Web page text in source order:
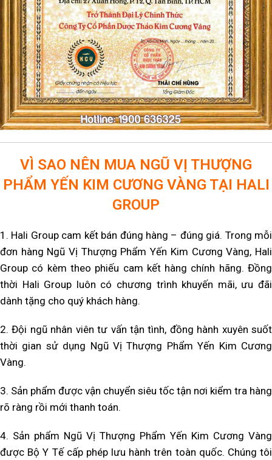
VÌ SAO NÊN MUA NGŨ VỊ THƯỢNG
PHẨM YẾN KIM CƯƠNG VÀNG TẠI HALI
GROUP
1. Hali Group cam kết bán đúng hàng – đúng giá. Trong mỗi
đơn hàng Ngũ Vị Thượng Phẩm Yến Kim Cương Vàng, Hali
Group có kèm theo phiếu cam kết hàng chính hãng. Đồng
thời Hali Group luôn có chương trình khuyến mãi, ưu đãi
dành tặng cho quý khách hàng.
2. Đội ngũ nhân viên tư vấn tận tình, đồng hành xuyên suốt
thời gian sử dụng Ngũ Vị Thượng Phẩm Yến Kim Cương
Vàng.
3. Sản phẩm được vận chuyển siêu tốc tận nơi kiểm tra hàng
rõ ràng rồi mới thanh toán.
4. Sản phẩm Ngũ Vị Thượng Phẩm Yến Kim Cương Vàng
được Bộ Y Tế cấp phép lưu hành trên toàn quốc. Chúng tôi